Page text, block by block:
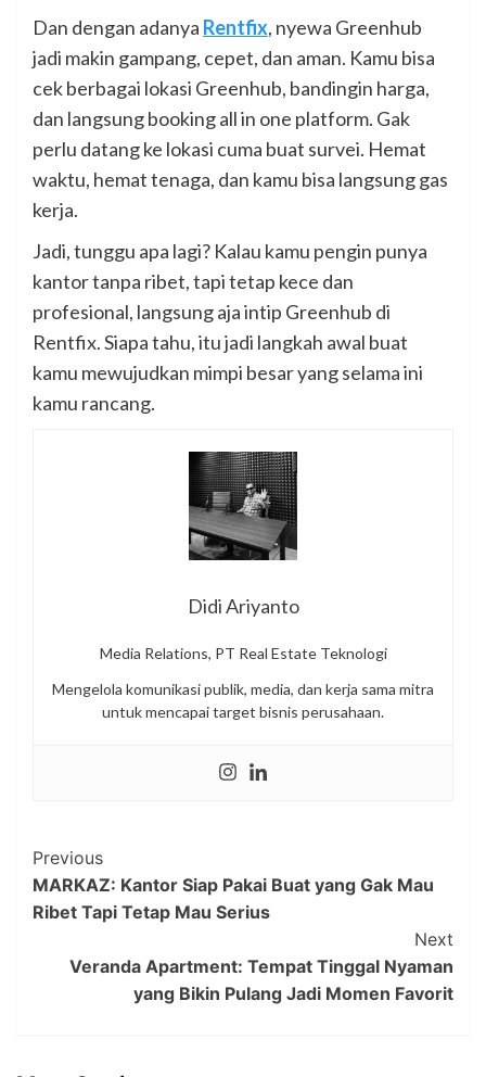
Dan dengan adanya Rentfix, nyewa Greenhub
jadi makin gampang, cepet, dan aman. Kamu bisa
cek berbagai lokasi Greenhub, bandingin harga,
dan langsung booking all in one platform. Gak
perlu datang ke lokasi cuma buat survei. Hemat
waktu, hemat tenaga, dan kamu bisa langsung gas
kerja.
Jadi, tunggu apa lagi? Kalau kamu pengin punya
kantor tanpa ribet, tapi tetap kece dan
profesional, langsung aja intip Greenhub di
Rentfix. Siapa tahu, itu jadi langkah awal buat
kamu mewujudkan mimpi besar yang selama ini
kamu rancang.
Didi Ariyanto
Media Relations, PT Real Estate Teknologi
Mengelola komunikasi publik, media, dan kerja sama mitra
untuk mencapai target bisnis perusahaan.
Post
Navigation
Previous
MARKAZ: Kantor Siap Pakai Buat yang Gak Mau
Ribet Tapi Tetap Mau Serius
Next
Veranda Apartment: Tempat Tinggal Nyaman
yang Bikin Pulang Jadi Momen Favorit